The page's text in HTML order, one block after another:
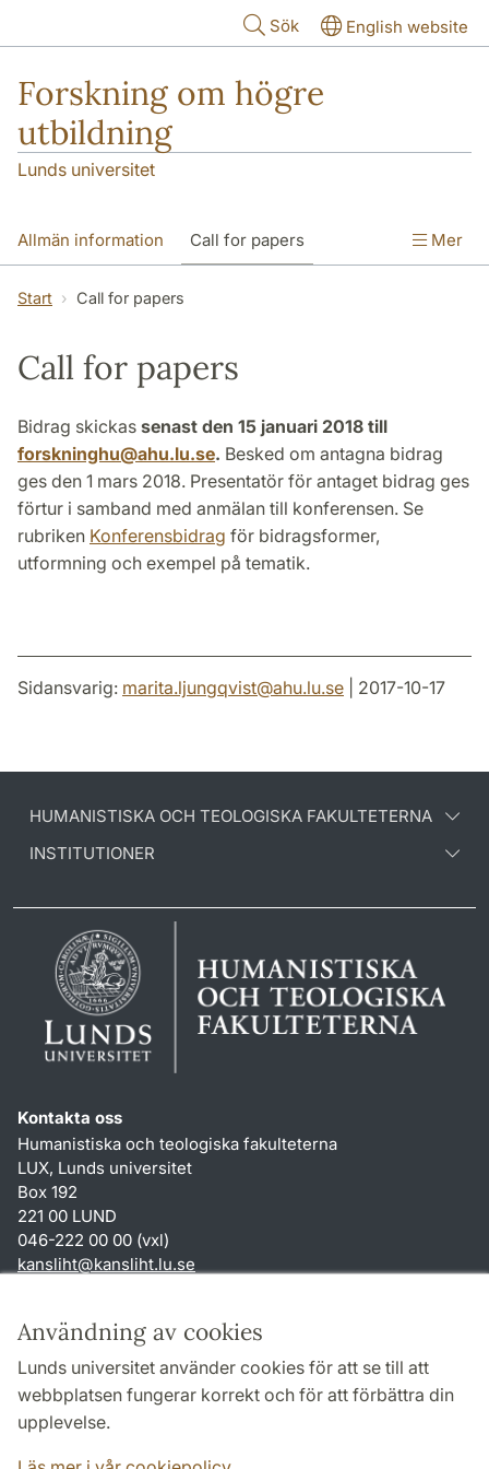
Användning av cookies
Lunds universitet använder cookies för att se till att
webbplatsen fungerar korrekt och för att förbättra din
upplevelse.
Sök English website
Forskning om högre
utbildning
Lunds universitet
Allmän information Call for papers
Program Konferensbidrag
Mer
Start Call for papers
Call for papers
Bidrag skickas senast den 15 januari 2018 till
forskninghu@ahu.lu.se. Besked om antagna bidrag
ges den 1 mars 2018. Presentatör för antaget bidrag ges
förtur i samband med anmälan till konferensen. Se
rubriken Konferensbidrag för bidragsformer,
utformning och exempel på tematik.
Sidansvarig: marita.ljungqvist@ahu.lu.se | 2017-10-17
HUMANISTISKA OCH TEOLOGISKA FAKULTETERNA
INSTITUTIONER
Kontakta oss
Humanistiska och teologiska fakulteterna
LUX, Lunds universitet
Box 192
221 00 LUND
046-222 00 00 (vxl)
kansliht@kansliht.lu.se
Genvägar
Om webbplatsen och cookies
Behandling av personuppgifter
Tillgänglighetsredogörelse